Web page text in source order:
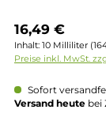
Regulärer Preis:
Inhalt:10 Milliliter
Preise inkl. MwSt.